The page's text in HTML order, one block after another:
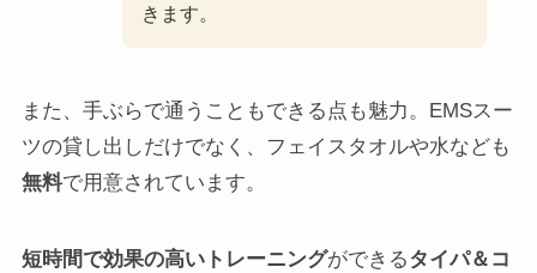
きます。
また、手ぶらで通うこともできる点も魅力。EMSスー
ツの貸し出しだけでなく、フェイスタオルや水なども
無料で用意されています。
短時間で効果の高いトレーニングができるタイパ＆コ